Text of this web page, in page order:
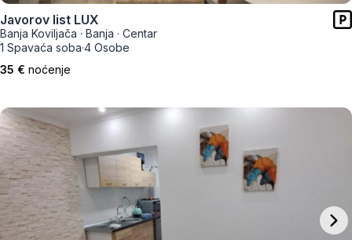
Javorov list LUX
Banja Koviljača · Banja · Centar
1 Spavaća soba·4 Osobe
35 € noćenje